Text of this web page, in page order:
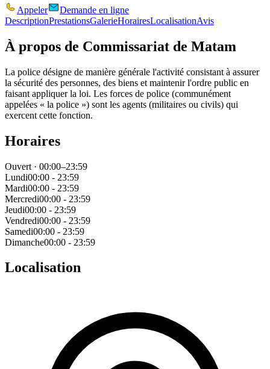
Appeler
Demande en ligne
DescriptionPrestationsGalerieHorairesLocalisationAvis
À propos de Commissariat de Matam
La police désigne de manière générale l'activité consistant à assurer
la sécurité des personnes, des biens et maintenir l'ordre public en
faisant appliquer la loi. Les forces de police (communément
appelées « la police ») sont les agents (militaires ou civils) qui
exercent cette fonction.
Horaires
Ouvert · 00:00–23:59
Lundi00:00 - 23:59
Mardi00:00 - 23:59
Mercredi00:00 - 23:59
Jeudi00:00 - 23:59
Vendredi00:00 - 23:59
Samedi00:00 - 23:59
Dimanche00:00 - 23:59
Localisation